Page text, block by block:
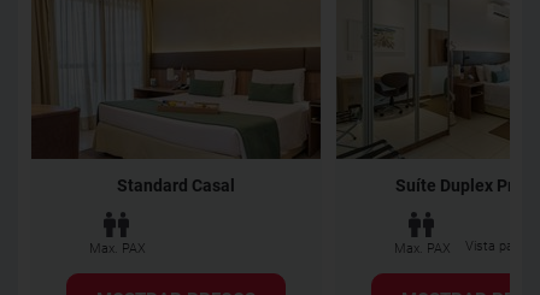
Standard Casal
Max. PAX
Suíte Duplex
Max. PAX Vista para a